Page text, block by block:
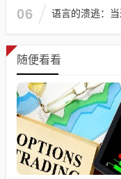
06 语言的溃逃：
随便看看